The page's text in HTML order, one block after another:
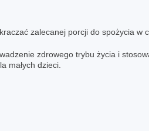
zalecanej porcji do spożycia w
zdrowego trybu życia i
małych dzieci.